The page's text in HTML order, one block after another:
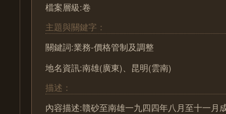
檔案層級:卷
主題與關鍵字：
關鍵詞:業務-價格管制及調整
地名資訊:南雄(廣東)、昆明(雲南)
描述：
內容描述:贛砂至南雄一九四四年八月至十一月